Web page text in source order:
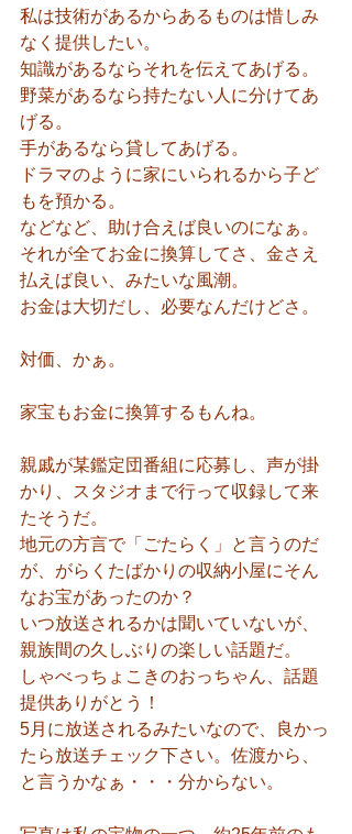
私は技術があるからあるものは惜しみ
なく提供したい。
知識があるならそれを伝えてあげる。
野菜があるなら持たない人に分けてあ
げる。
手があるなら貸してあげる。
ドラマのように家にいられるから子ど
もを預かる。
などなど、助け合えば良いのになぁ。
それが全てお金に換算してさ、金さえ
払えば良い、みたいな風潮。
お金は大切だし、必要なんだけどさ。
対価、かぁ。
家宝もお金に換算するもんね。
親戚が某鑑定団番組に応募し、声が掛
かり、スタジオまで行って収録して来
たそうだ。
地元の方言で「ごたらく」と言うのだ
が、がらくたばかりの収納小屋にそん
なお宝があったのか？
いつ放送されるかは聞いていないが、
親族間の久しぶりの楽しい話題だ。
しゃべっちょこきのおっちゃん、話題
提供ありがとう！
5月に放送されるみたいなので、良かっ
たら放送チェック下さい。佐渡から、
と言うかなぁ・・・分からない。